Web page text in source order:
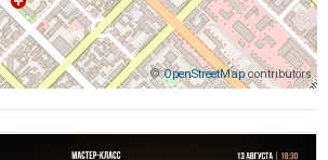
©OpenStreetMapcontributors